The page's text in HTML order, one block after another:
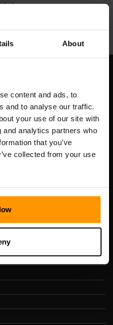
About
content and ads, to
and to analyse our traffic.
your use of our site with
analytics partners who
that you’ve
collected from your use
Kesklinna linnaosa,